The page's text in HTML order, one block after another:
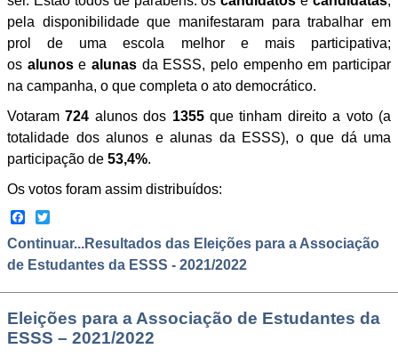
pela disponibilidade que manifestaram para trabalhar em
prol de uma escola melhor e mais participativa;
os alunosealunas da ESSS, pelo empenho em participar
na campanha, o que completa o ato democrático.
Votaram724 alunos dos 1355que tinham direito a voto (a
totalidade dos alunos e alunas da ESSS), o que dá uma
participação de 53,4%.
Os votos foram assim distribuídos:
Continuar...Resultados das Eleições para a Associação
de Estudantes da ESSS - 2021/2022
Eleições para a Associação de Estudantes da
ESSS – 2021/2022